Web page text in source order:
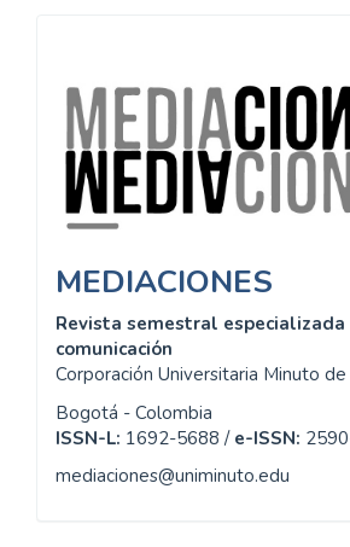
MEDIACIONES
Revista semestral especializada
comunicación
Corporación Universitaria Minuto
Bogotá - Colombia
ISSN-L: 1692-5688 / e-ISSN:
mediaciones@uniminuto.edu